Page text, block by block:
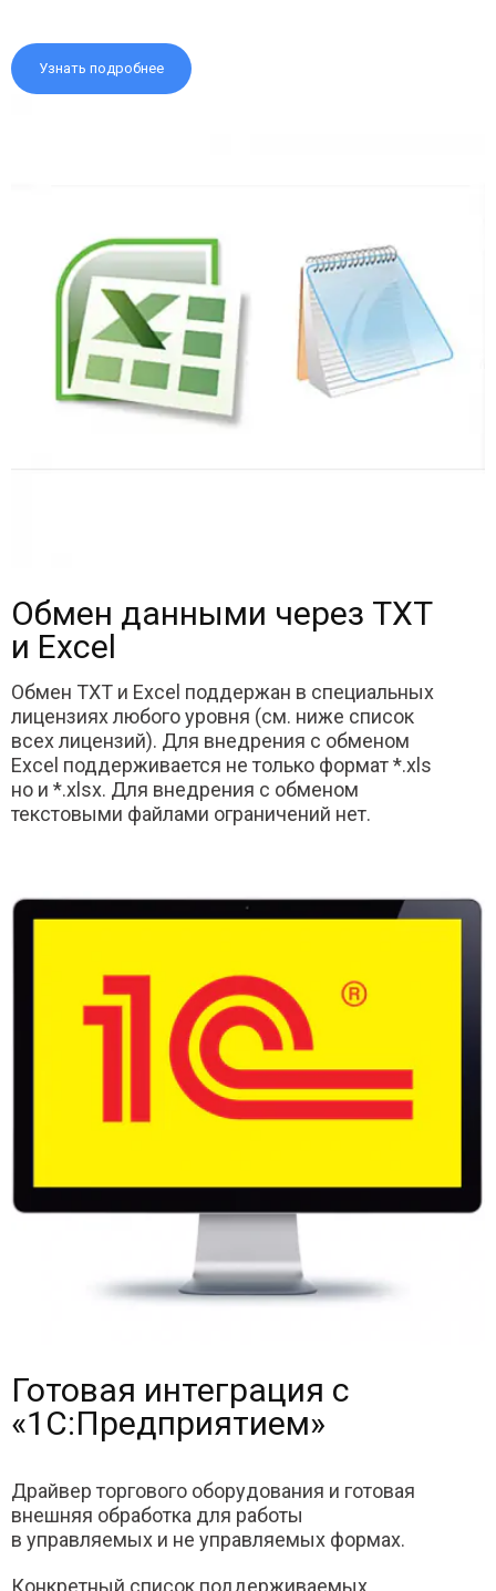
Узнать подробнее
Обмен данными через TXT
и Excel
Обмен TXT и Excel поддержан в специальных
лицензиях любого уровня (см. ниже список
всех лицензий). Для внедрения с обменом
Excel поддерживается не только формат *.xls
но и *.xlsx. Для внедрения с обменом
текстовыми файлами ограничений нет.
Готовая интеграция с
«1С:Предприятием»
Драйвер торгового оборудования и готовая
внешняя обработка для работы
в управляемых и не управляемых формах.
Конкретный список поддерживаемых